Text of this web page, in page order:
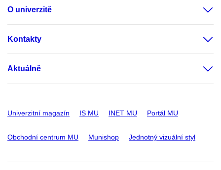
O univerzitě
Kontakty
Aktuálně
Univerzitní magazín IS MU INET MU Portál MU
Obchodní centrum MU Munishop Jednotný vizuální styl